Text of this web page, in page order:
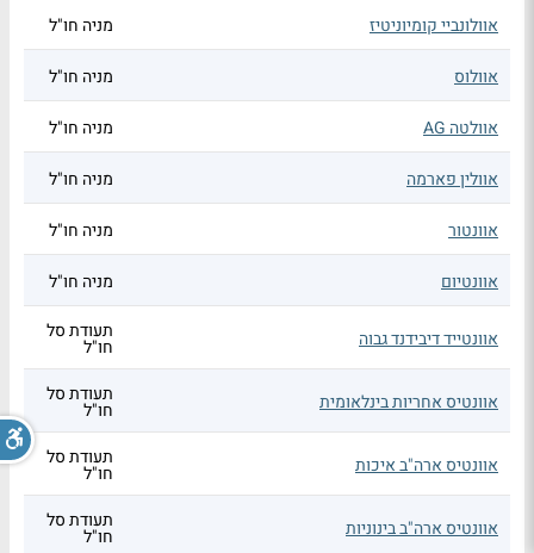
אוולונביי קומיוניטיז מניה חו"ל
אוולוס מניה חו"ל
אוולטה AG מניה חו"ל
אוולין פארמה מניה חו"ל
אוונטור מניה חו"ל
אוונטיום מניה חו"ל
אוונטייד דיבידנד גבוה תעודת סל
חו"ל
אוונטיס אחריות בינלאומית תעודת סל
חו"ל
אוונטיס ארה"ב איכות תעודת סל
חו"ל
אוונטיס ארה"ב בינוניות תעודת סל
חו"ל